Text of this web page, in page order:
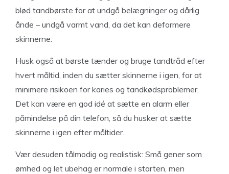
blød tandbørste for at undgå belægninger og dårlig
ånde – undgå varmt vand, da det kan deformere
skinnerne.
Husk også at børste tænder og bruge tandtråd efter
hvert måltid, inden du sætter skinnerne i igen, for at
minimere risikoen for karies og tandkødsproblemer.
Det kan være en god idé at sætte en alarm eller
påmindelse på din telefon, så du husker at sætte
skinnerne i igen efter måltider.
Vær desuden tålmodig og realistisk: Små gener som
ømhed og let ubehag er normale i starten, men